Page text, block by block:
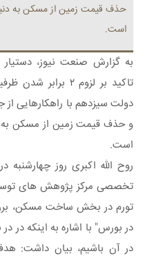
حذف قیمت زمین از مسکن به
است.
به گزارش صنعت نیوز،
تاکید بر لزوم ۲
و حذف قیمت زمین از مسکن
است.
روح الله اکبری روز
تخصصی مرکز پژوهش های
تورم در بخش ساخت مسکن،
در بورس" با اشاره به اینکه
در آن باشیم، بیان داشت: